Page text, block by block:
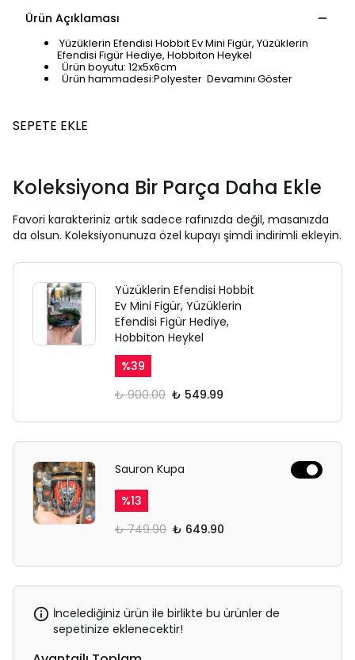
Ürün Açıklaması
Yüzüklerin Efendisi Hobbit Ev Mini Figür, Yüzüklerin
Efendisi Figür Hediye, Hobbiton Heykel
Ürün boyutu: 12x5x6cm
Ürün hammadesi:Polyester Devamını Göster
SEPETE EKLE
Koleksiyona Bir Parça Daha Ekle
Favori karakteriniz artık sadece rafınızda değil, masanızda
da olsun. Koleksiyonunuza özel kupayı şimdi indirimli ekleyin.
Yüzüklerin Efendisi Hobbit
Ev Mini Figür, Yüzüklerin
Efendisi Figür Hediye,
Hobbiton Heykel
%39
₺ 900.00 ₺ 549.99
Sauron Kupa
%13
₺ 749.90 ₺ 649.90
İncelediğiniz ürün ile birlikte bu ürünler de
sepetinize eklenecektir!